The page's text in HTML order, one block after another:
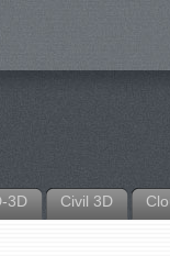
3D Civil 3D